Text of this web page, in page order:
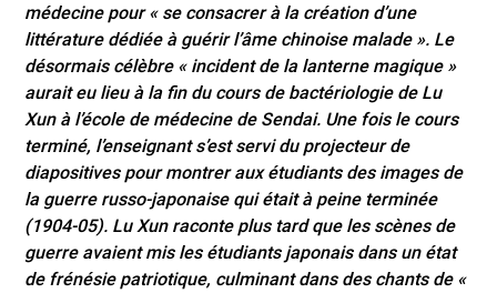
médecine pour « se consacrer à la création d’une
littérature dédiée à guérir l’âme chinoise malade ». Le
désormais célèbre « incident de la lanterne magique »
aurait eu lieu à la fin du cours de bactériologie de Lu
Xun à l’école de médecine de Sendai. Une fois le cours
terminé, l’enseignant s’est servi du projecteur de
diapositives pour montrer aux étudiants des images de
la guerre russo-japonaise qui était à peine terminée
(1904-05). Lu Xun raconte plus tard que les scènes de
guerre avaient mis les étudiants japonais dans un état
de frénésie patriotique, culminant dans des chants de «